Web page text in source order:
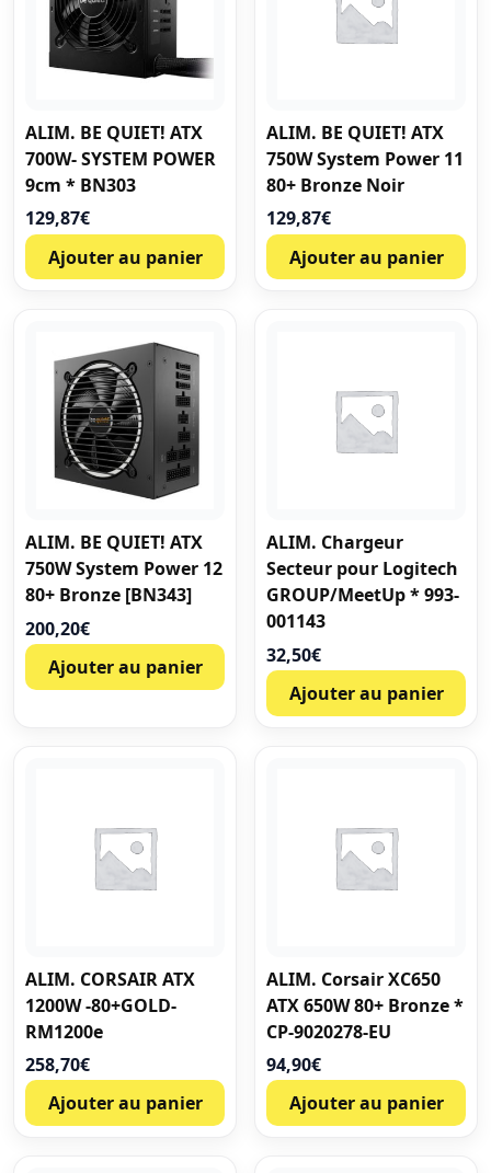
ALIM. BE QUIET! ATX
700W- SYSTEM POWER
9cm * BN303
129,87€
Ajouter au panier
ALIM. BE QUIET! ATX
750W System Power 11
80+ Bronze Noir
129,87€
Ajouter au panier
ALIM. BE QUIET! ATX
750W System Power 12
80+ Bronze [BN343]
200,20€
Ajouter au panier
ALIM. Chargeur
Secteur pour Logitech
GROUP/MeetUp * 993-
001143
32,50€
Ajouter au panier
ALIM. CORSAIR ATX
1200W -80+GOLD-
RM1200e
258,70€
Ajouter au panier
ALIM. Corsair XC650
ATX 650W 80+ Bronze *
CP-9020278-EU
94,90€
Ajouter au panier